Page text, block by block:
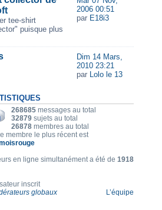
tee-shirt
puisque plus
2006 00:51
par E18i3
Dim 14 Mars,
2010 23:21
par Lolo le 13
268685 messages au total
32879 sujets au total
26878 membres au total
membre le plus récent est
en ligne simultanément a été de 1918
inscrit
globaux L’équipe